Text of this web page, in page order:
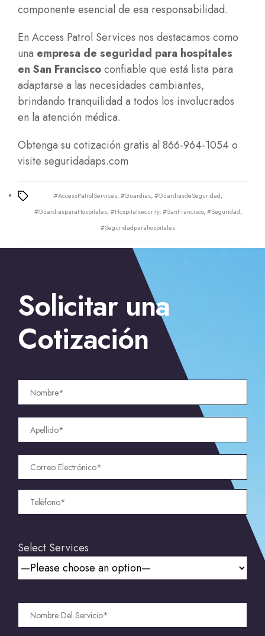
componente esencial de esa responsabilidad.
En Access Patrol Services nos destacamos como
una empresa de seguridad para hospitales
en San Franciscoconfiable que está lista para
adaptarse a las necesidades cambiantes,
brindando tranquilidad a todos los involucrados
en la atención médica.
Obtenga su cotización gratis al 866-964-1054 o
visite seguridadaps.com
Tags
#AccessPatrolServices,#Guardias,#GuardiasdeSeguridad,
#GuardiasparaHospitales,#Hospitalsecurity,#SanFrancisco,#Seguridad,
#Seguridadparahospitales
Solicitar una
Cotización
Select Services